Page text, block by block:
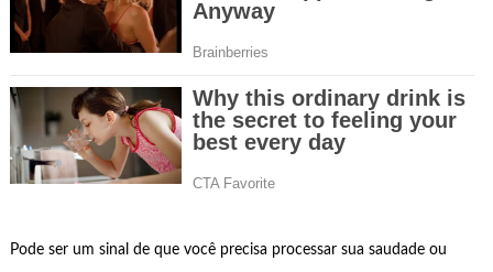
Pode ser um sinal de que você precisa processar sua saudade ou